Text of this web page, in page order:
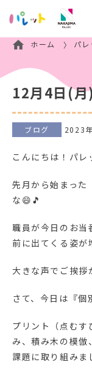
ホーム パ
12月4日(
ブログ 2023
こんにちは！パレ
先月から始まった
な😄🎵
職員が今日のお当
前に出てくる姿が
大きな声でご挨拶
さて、今日は『個
プリント（点むす
み、積み木の模倣
課題に取り組みま